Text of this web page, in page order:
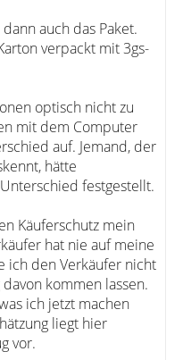
auch das Paket.
verpackt mit 3gs-
optisch nicht zu
mit dem Computer
auf. Jemand, der
hätte
festgestellt.
Käuferschutz mein
hat nie auf meine
ich den Verkäufer nicht
kommen lassen.
ich jetzt machen
liegt hier
vor.